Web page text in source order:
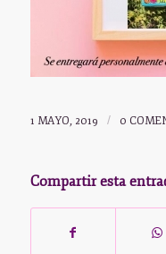
1 MAYO, 2019 / 0
Compartir esta